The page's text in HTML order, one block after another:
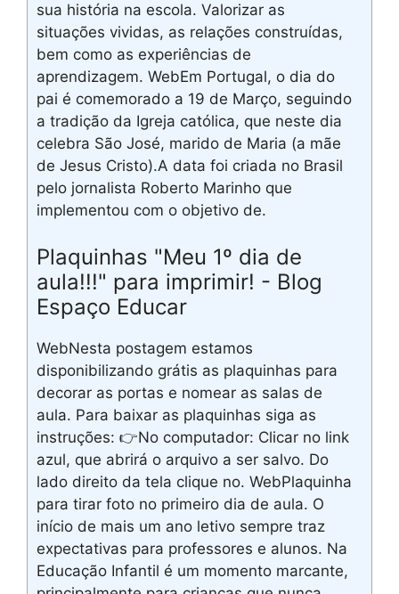
sua história na escola. Valorizar as
situações vividas, as relações construídas,
bem como as experiências de
aprendizagem. WebEm Portugal, o dia do
pai é comemorado a 19 de Março, seguindo
a tradição da Igreja católica, que neste dia
celebra São José, marido de Maria (a mãe
de Jesus Cristo).A data foi criada no Brasil
pelo jornalista Roberto Marinho que
implementou com o objetivo de.
Plaquinhas "Meu 1º dia de
aula!!!" para imprimir! - Blog
Espaço Educar
WebNesta postagem estamos
disponibilizando grátis as plaquinhas para
decorar as portas e nomear as salas de
aula. Para baixar as plaquinhas siga as
instruções: 👉No computador: Clicar no link
azul, que abrirá o arquivo a ser salvo. Do
lado direito da tela clique no. WebPlaquinha
para tirar foto no primeiro dia de aula. O
início de mais um ano letivo sempre traz
expectativas para professores e alunos. Na
Educação Infantil é um momento marcante,